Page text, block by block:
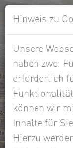
Hinweis zu
Unsere
haben zwei
erforderlich
können wir
Inhalte für
Hierzu